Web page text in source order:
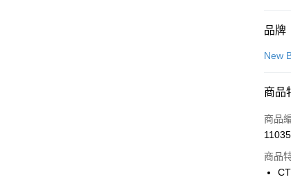
付款
信用
合
華
上
國
LINE
Apple
品牌
New
商品
商品
商品